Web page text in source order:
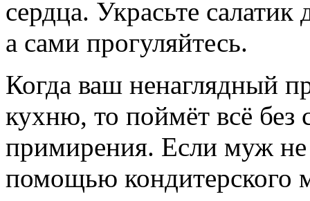
сердца. Украсьте салатик
а сами прогуляйтесь.
Когда ваш ненаглядный
кухню, то поймёт всё без
примирения. Если муж не
помощью кондитерского